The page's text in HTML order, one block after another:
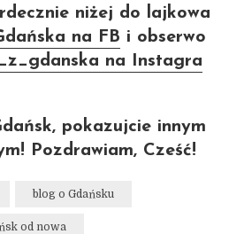
niżej do lajkowa
na FB i obserwo
na Instagra
pokazujcie innym
Pozdrawiam, Cześć!
blog o Gdańsku
od nowa